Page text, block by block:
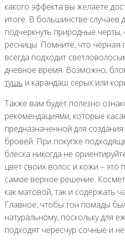
какого эффекта вы желаете
итоге. В большинстве
подчеркнуть природные черты,
ресницы. Помните, что черная
всегда подходит
дневное время. Возможно,
тушь и карандаш серых или
Также вам будет полезно
рекомендациями, которые
предназначенной для
бровей. При покупке
блеска никогда не
цвет своих волос и кожи –
самое верное решение.
как матовой, так и содержать
Главное, чтобы тон помады
натуральному, поскольку для
подходят чересчур сочные и